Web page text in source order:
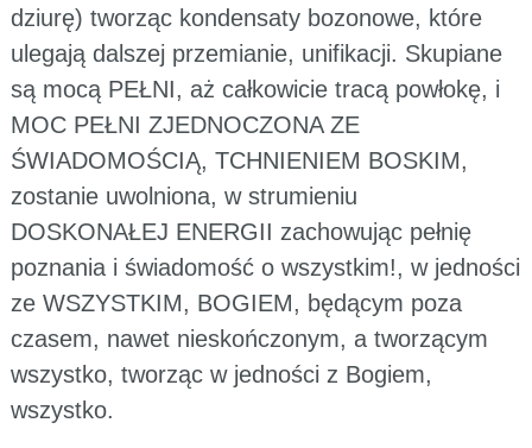
dziurę) tworząc kondensaty bozonowe, które
ulegają dalszej przemianie, unifikacji. Skupiane
są mocą PEŁNI, aż całkowicie tracą powłokę, i
MOC PEŁNI ZJEDNOCZONA ZE
ŚWIADOMOŚCIĄ, TCHNIENIEM BOSKIM,
zostanie uwolniona, w strumieniu
DOSKONAŁEJ ENERGII zachowując pełnię
poznania i świadomość o wszystkim!, w jedności
ze WSZYSTKIM, BOGIEM, będącym poza
czasem, nawet nieskończonym, a tworzącym
wszystko, tworząc w jedności z Bogiem,
wszystko.